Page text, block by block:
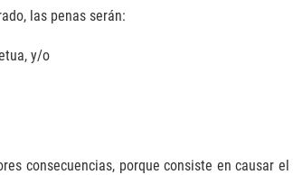
las penas serán:
y/o
consecuencias, porque consiste en causar